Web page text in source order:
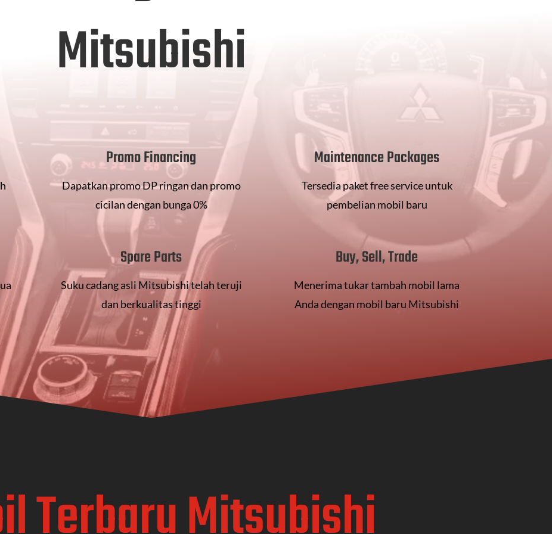
Mitsubishi
Promo Financing
Dapatkan promo DP ringan dan promo
cicilan dengan bunga 0%
Maintenance Packages
Tersedia paket free service untuk
pembelian mobil baru
Spare Parts
Suku cadang asli Mitsubishi telah teruji
dan berkualitas tinggi
Buy, Sell, Trade
Menerima tukar tambah mobil lama
Anda dengan mobil baru Mitsubishi